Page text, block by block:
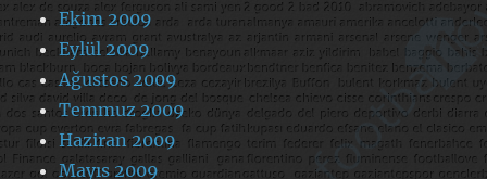
Ekim 2009
Eylül 2009
Ağustos 2009
Temmuz 2009
Haziran 2009
Mayıs 2009